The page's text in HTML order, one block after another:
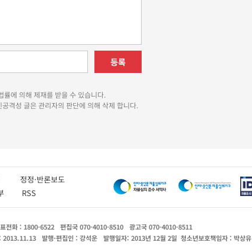
등록
에 의해 제재를 받을 수 있습니다.
격성 글은 관리자의 판단에 의해 삭제 합니다.
침 정정·반론보도
RSS
전화 : 1800-6522 편집국 070-4010-8510
광고국 070-4010-8511
2013.11.13 발행·편집인 : 강석운 발행일자: 2013년 12월 2일 청소년보호책임자 : 박상유